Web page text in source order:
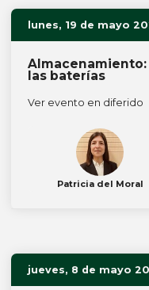
lunes, 19 de mayo
las baterías
Ver evento en diferido
Patricia del Moral
jueves, 8 de mayo